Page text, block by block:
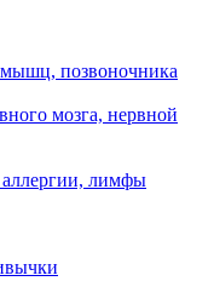
мышц, позвоночника
мозга, нервной
аллергии, лимфы